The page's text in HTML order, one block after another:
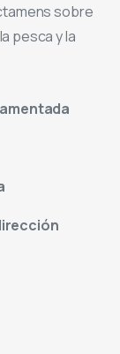
sobre
pesca y la